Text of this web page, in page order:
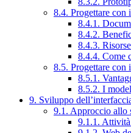
8.4. Progettare con
8.4.1.
8.4.2.
8.4.3.
8.4.4. Come
8.5. Progettare con
8.5.1.
8.5.2. I
9. Sviluppo
9.1. Approccio allo
9.1.1.